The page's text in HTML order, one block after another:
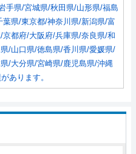
手県/宮城県/秋田県/山形県/福島
県/東京都/神奈川県/新潟県/富
都府/大阪府/兵庫県/奈良県/和
/山口県/徳島県/香川県/愛媛県/
/大分県/宮崎県/鹿児島県/沖縄
あります。